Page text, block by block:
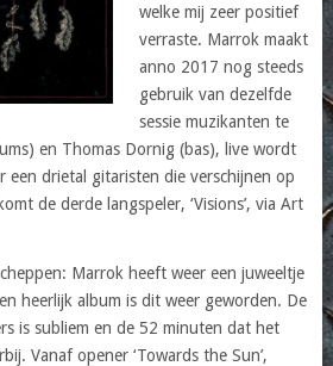
welke mij zeer positief
verraste. Marrok maakt
anno 2017 nog steeds
gebruik van dezelfde
sessie muzikanten te
en Thomas Dornig (bas), live wordt
een drietal gitaristen die verschijnen op
de derde langspeler, ‘Visions’, via Art
Marrok heeft weer een juweeltje
heerlijk album is dit weer geworden. De
is subliem en de 52 minuten dat het
Vanaf opener ‘Towards the Sun’,